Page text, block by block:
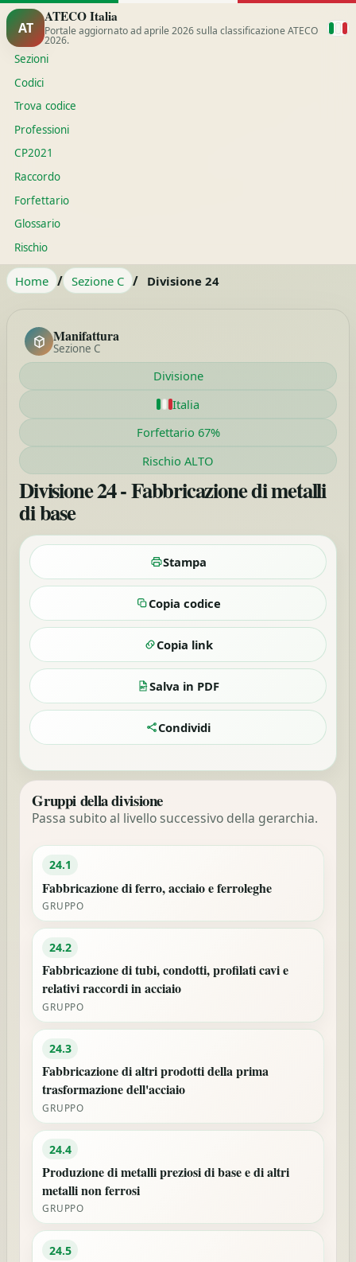
AT
ATECO Italia
Portale aggiornato ad aprile 2026 sulla classificazione ATECO
2026.
Sezioni
Codici
Trova codice
Professioni
CP2021
Raccordo
Forfettario
Glossario
Rischio
Home / Sezione C / Divisione 24
Manifattura
Sezione C
Divisione
Italia
Forfettario 67%
Rischio ALTO
Divisione 24 - Fabbricazione di metalli
di base
Stampa
Copia codice
Copia link
Salva in PDF
Condividi
Gruppi della divisione
Passa subito al livello successivo della gerarchia.
24.1
Fabbricazione di ferro, acciaio e ferroleghe
GRUPPO
24.2
Fabbricazione di tubi, condotti, profilati cavi e
relativi raccordi in acciaio
GRUPPO
24.3
Fabbricazione di altri prodotti della prima
trasformazione dell'acciaio
GRUPPO
24.4
Produzione di metalli preziosi di base e di altri
metalli non ferrosi
GRUPPO
24.5